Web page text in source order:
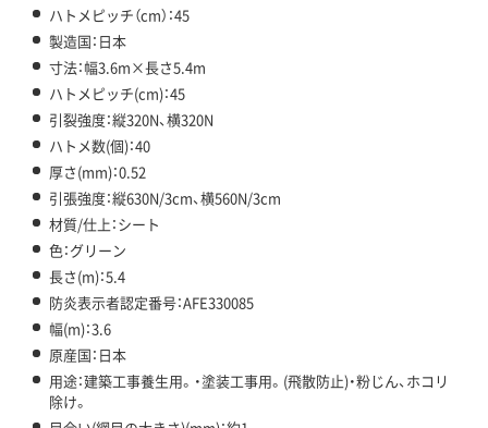
ハトメピッチ（cm）：45
製造国：日本
寸法：幅3.6m×長さ5.4m
ハトメピッチ(cm)：45
引裂強度：縦320N、横320N
ハトメ数(個)：40
厚さ(mm)：0.52
引張強度：縦630N/3cm、横560N/3cm
材質/仕上：シート
色：グリーン
長さ(m)：5.4
防炎表示者認定番号：AFE330085
幅(m)：3.6
原産国：日本
用途：建築工事養生用。・塗装工事用。(飛散防止)・粉じん、ホコリ
除け。